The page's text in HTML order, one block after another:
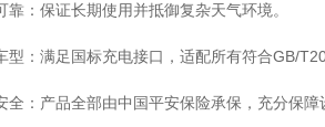
靠：保证长期使用并抵御复杂天气环境。
型：满足国标充电接口，适配所有符合GB/
全：产品全部由中国平安保险承保，充分保障